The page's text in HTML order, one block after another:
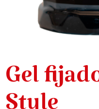
Gel